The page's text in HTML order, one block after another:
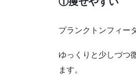
プランクトンフィー
ゆっくりと少しづつ
ます。